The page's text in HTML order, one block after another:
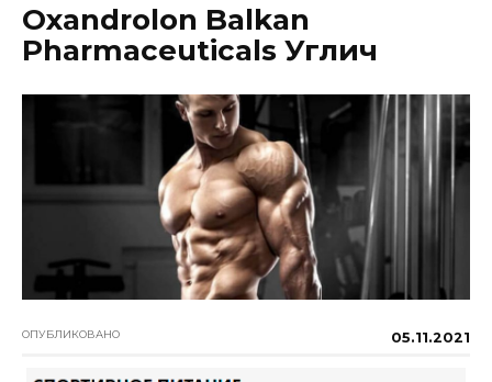
Oxandrolon Balkan
Pharmaceuticals Углич
ОПУБЛИКОВАНО 05.11.2021